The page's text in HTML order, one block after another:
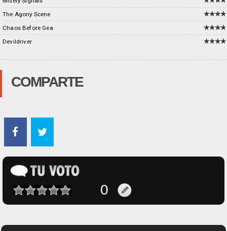
The Agony Scene
Chaos Before Gea
Devildriver
COMPARTE